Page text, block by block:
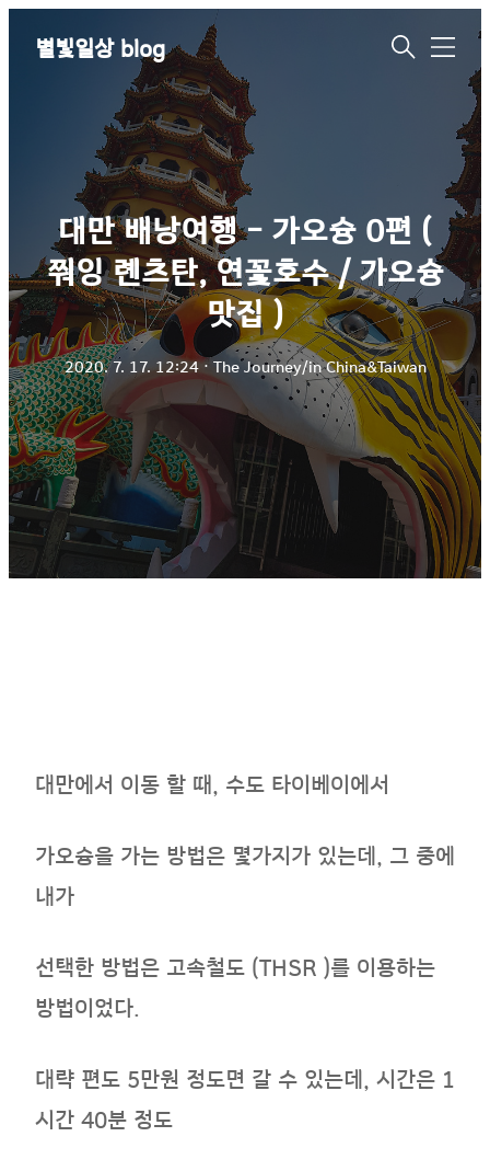
별빛일상 blog
메
대만 배낭여행 - 가오슝 0편 (
쭤잉 롄츠탄, 연꽃호수 / 가오슝
맛집 )
2020. 7. 17. 12:24ㆍ The Journey/in China&Taiwan
대만에서 이동 할 때, 수도 타이베이에서
가오슝을 가는 방법은 몇가지가 있는데, 그 중에
내가
선택한 방법은 고속철도 (THSR )를 이용하는
방법이었다.
대략 편도 5만원 정도면 갈 수 있는데, 시간은 1
시간 40분 정도